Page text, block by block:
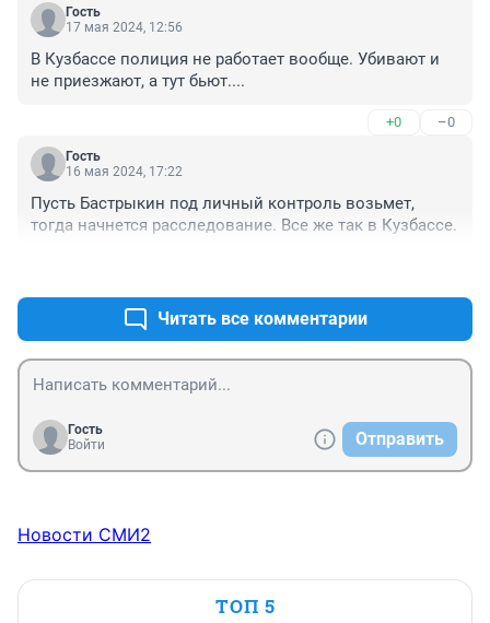
Гость
17 мая 2024, 12:56
В Кузбассе полиция не работает вообще. Убивают и
не приезжают, а тут бьют....
+0 –0
Гость
16 мая 2024, 17:22
Пусть Бастрыкин под личный контроль возьмет,
тогда начнется расследование. Все же так в Кузбассе.
Читать все комментарии
Гость
Войти
Отправить
Новости СМИ2
ТОП 5